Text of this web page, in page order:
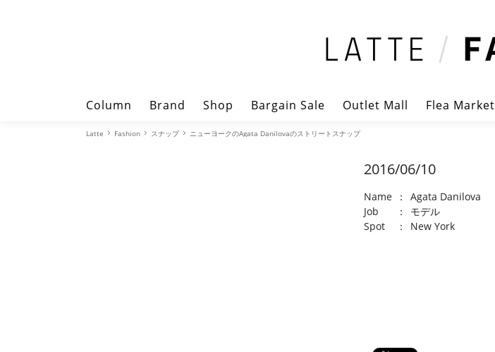
Column Brand Shop Bargain Sale Outlet Mall Flea Market
Latte Fashion スナップ ニューヨークのAgata Danilovaのストリートスナップ
2016/06/10
Name ：
Agata Danilova
Job
：
モデル
Spot
： New York